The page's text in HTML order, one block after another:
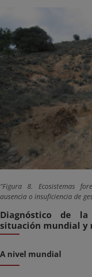
Figura 8. Ecosistemas
ausencia o insuficiencia de
Diagnóstico de
situación mundial y
A nivel mundial